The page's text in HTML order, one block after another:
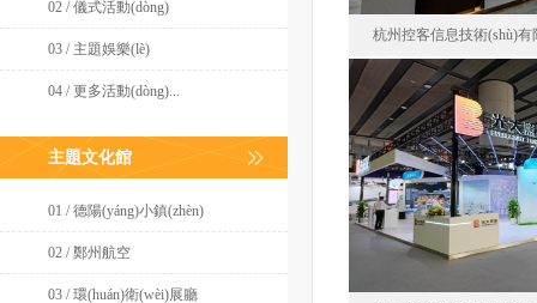
02 / 儀式活動(dòng)
03 / 主題娛樂(lè)
04 / 更多活動(dòng)...
主題文化館
01 / 德陽(yáng)小鎮(zhèn)
02 / 鄭州航空
03 / 環(huán)衛(wèi)展廳
杭州控客信息技術(shù)有
杭州
中國
面積